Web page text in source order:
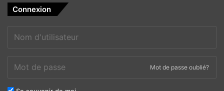
Connexion
Mot de passe oublié?